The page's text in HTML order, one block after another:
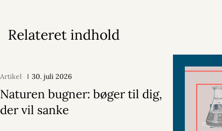
Relateret indhold
Artikel 30. juli 2026
Naturen bugner: bøger til dig,
der vil sanke